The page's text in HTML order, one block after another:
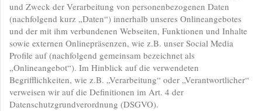
und Zweck der Verarbeitung von personenbezogenen Daten
(nachfolgend kurz „Daten“) innerhalb unseres Onlineangebotes
und der mit ihm verbundenen Webseiten, Funktionen und Inhalte
sowie externen Onlinepräsenzen, wie z.B. unser Social Media
Profile auf (nachfolgend gemeinsam bezeichnet als
„Onlineangebot“). Im Hinblick auf die verwendeten
Begrifflichkeiten, wie z.B. „Verarbeitung“ oder „Verantwortlicher“
verweisen wir auf die Definitionen im Art. 4 der
Datenschutzgrundverordnung (DSGVO).